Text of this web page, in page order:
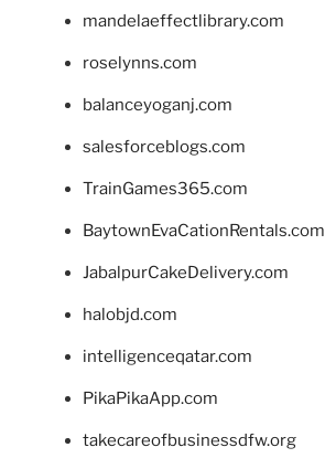
mandelaeffectlibrary.com
roselynns.com
balanceyoganj.com
salesforceblogs.com
TrainGames365.com
BaytownEvaCationRentals.com
JabalpurCakeDelivery.com
halobjd.com
intelligenceqatar.com
PikaPikaApp.com
takecareofbusinessdfw.org